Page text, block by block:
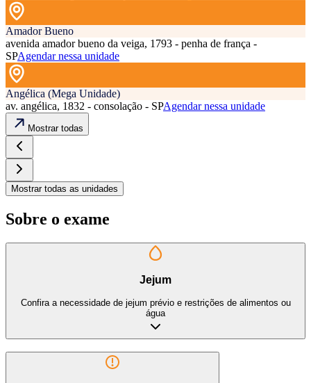
Amador Bueno
avenida amador bueno da veiga, 1793 - penha de frança -
SPAgendar nessa unidade
Angélica (Mega Unidade)
av. angélica, 1832 - consolação - SPAgendar nessa unidade
Mostrar todas
Mostrar todas as unidades
Sobre o exame
Jejum
Confira a necessidade de jejum prévio e restrições de alimentos ou
água